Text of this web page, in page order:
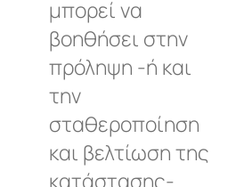
μπορεί να
βοηθήσει στην
πρόληψη -ή και
την
σταθεροποίηση
και βελτίωση της
κατάστασης-